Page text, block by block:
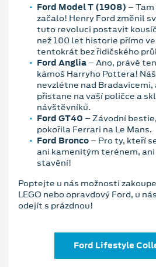
Ford Model T (1908) –
začalo! Henry Ford změnil
tuto revoluci postavit
než 100 let historie přímo
tentokrát bez řidičského
Ford Anglia – Ano, právě
kámoš Harryho Pottera!
nevzlétne nad Bradavicemi,
přistane na vaší poličce a
návštěvníků.
Ford GT40 – Závodní
pokořila Ferrari na Le Mans.
Ford Bronco – Pro ty, kteří
ani kamenitým terénem, ani
stavění!
Poptejte u nás možnosti
LEGO nebo opravdový Ford, u
odejít s prázdnou!
Ford Lifestyle